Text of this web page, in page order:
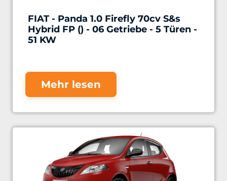
FIAT - Panda 1.0 Firefly 70cv S&s
Hybrid FP () - 06 Getriebe - 5 Türen -
51 KW
Mehr lesen